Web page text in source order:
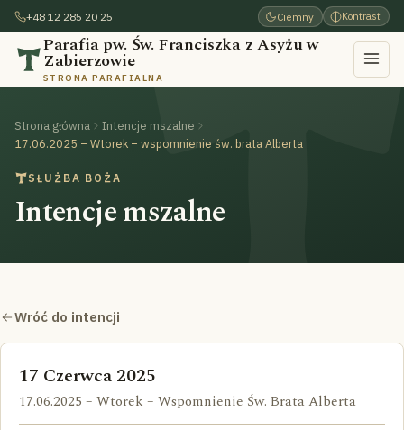
+48 12 285 20 25 Ciemny Kontrast
Parafia pw. Św. Franciszka z Asyżu w
Zabierzowie
STRONA PARAFIALNA
Strona główna
Intencje mszalne
17.06.2025 – Wtorek – wspomnienie św. brata Alberta
SŁUŻBA BOŻA
Intencje mszalne
Wróć do intencji
17 Czerwca 2025
17.06.2025 – Wtorek – Wspomnienie Św. Brata Alberta